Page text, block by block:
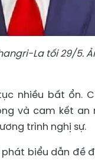
La tối 29/5.
nhiều bất ổn.
và cam kết an
trình nghị sự.
phát biểu dẫn đề